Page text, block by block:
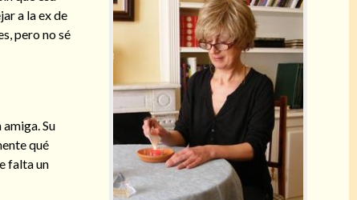
a la ex de
pero no sé
Su
qué
falta un